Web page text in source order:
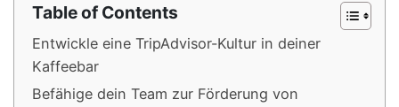
Table of Contents
Entwickle eine TripAdvisor-Kultur in deiner
Kaffeebar
Befähige dein Team zur Förderung von